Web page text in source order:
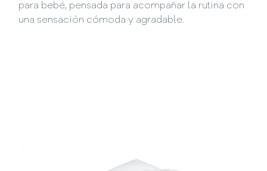
para bebé, pensada para acompañar la rutina con
una sensación cómoda y agradable.